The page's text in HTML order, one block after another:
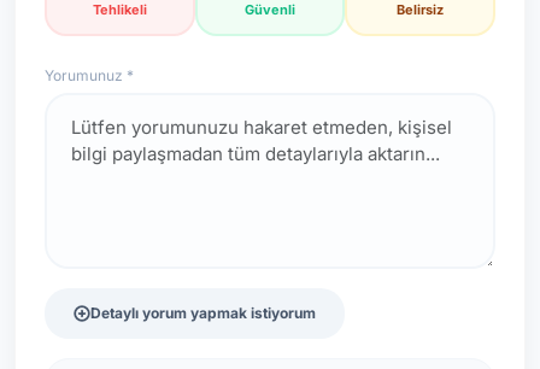
Tehlikeli Güvenli Belirsiz
Yorumunuz *
Detaylı yorum yapmak istiyorum